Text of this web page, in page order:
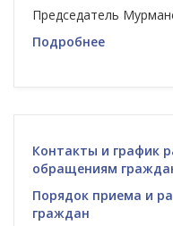
Председатель
Подробнее
Контакты и график
обращениям
Порядок приема и
граждан